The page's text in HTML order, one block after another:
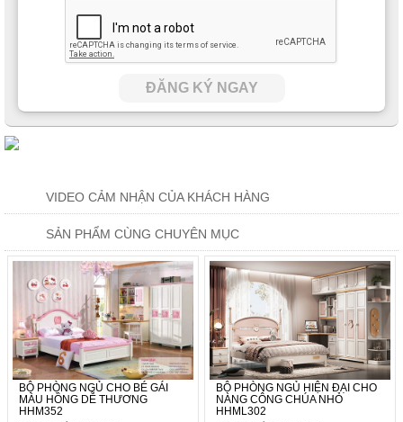
không gian lưu trí, bố trí đồ đạc đầy tiện lợi. Thêm vào đó thì
các phụ huynh có thể bố trí một chiếc đèn ngủ tại đây để các bé
bớt đi cảm giác sợ sệt, lo lắng khi phải ngủ một mình.
ĐĂNG KÝ NGAY
VIDEO CẢM NHẬN CỦA KHÁCH HÀNG
SẢN PHẨM CÙNG CHUYÊN MỤC
BỘ PHÒNG NGỦ CHO BÉ GÁI
MÀU HỒNG DỄ THƯƠNG
HHM352
BỘ PHÒNG NGỦ HIỆN ĐẠI CHO
NÀNG CÔNG CHÚA NHỎ
HHML302